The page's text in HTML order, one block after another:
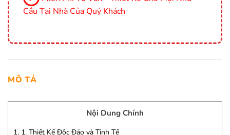
Cầu Tại Nhà Của Quý Khách
MÔ TẢ
Nội Dung Chính
1. 1. Thiết Kế Độc Đáo và Tinh Tế